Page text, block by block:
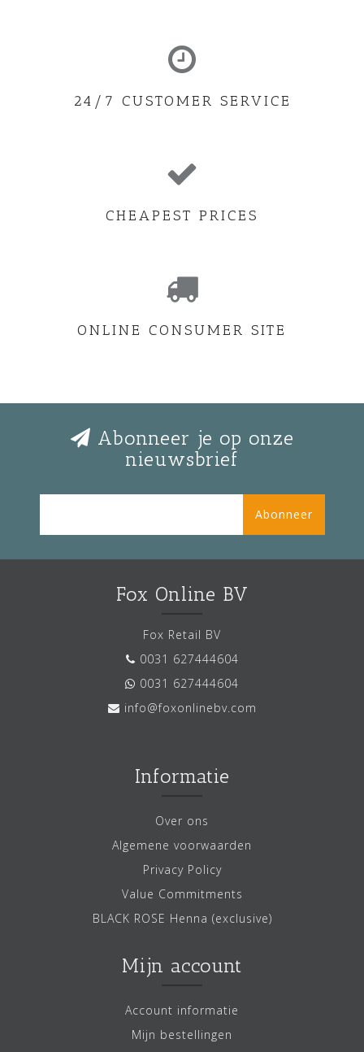
24/7 CUSTOMER SERVICE
CHEAPEST PRICES
ONLINE CONSUMER SITE
Abonneer je op onze
nieuwsbrief
Abonneer
Fox Online BV
Fox Retail BV
0031 627444604
0031 627444604
info@foxonlinebv.com
Informatie
Over ons
Algemene voorwaarden
Privacy Policy
Value Commitments
BLACK ROSE Henna (exclusive)
Mijn account
Account informatie
Mijn bestellingen